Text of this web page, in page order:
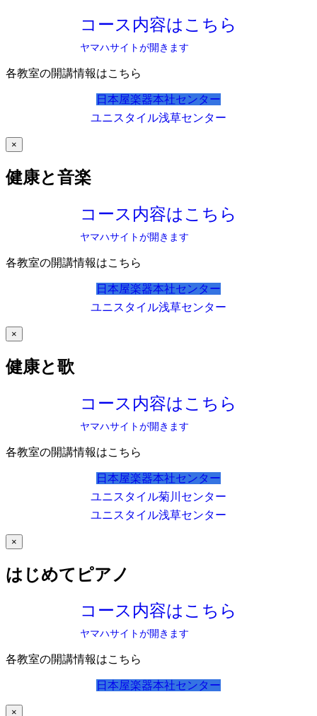
コース内容はこちら
ヤマハサイトが開きます
各教室の開講情報はこちら
日本屋楽器本社センター
ユニスタイル浅草センター
×
健康と音楽
コース内容はこちら
ヤマハサイトが開きます
各教室の開講情報はこちら
日本屋楽器本社センター
ユニスタイル浅草センター
×
健康と歌
コース内容はこちら
ヤマハサイトが開きます
各教室の開講情報はこちら
日本屋楽器本社センター
ユニスタイル菊川センター
ユニスタイル浅草センター
×
はじめてピアノ
コース内容はこちら
ヤマハサイトが開きます
各教室の開講情報はこちら
日本屋楽器本社センター
×